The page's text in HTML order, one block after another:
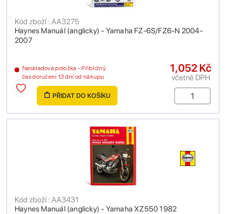
Haynes Manuál (anglicky) - Yamaha FZ-6S/FZ6-N 2004-
2007
Kód zboží : AA3275
Neskladová položka - Přibližný
čas doručení 13 dní od nákupu
1,052 Kč
včetně DPH
PŘIDAT DO KOŠÍKU
Haynes Manuál (anglicky) - Yamaha XZ550 1982
Kód zboží : AA3431